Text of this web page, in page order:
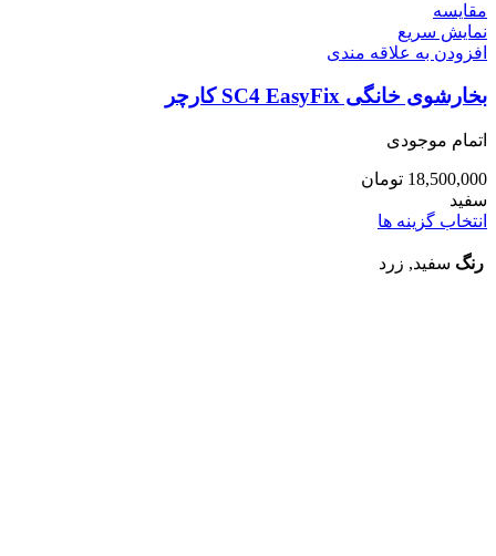
مقايسه
نمایش سریع
افزودن به علاقه مندی
بخارشوی خانگی SC4 EasyFix کارچر
اتمام موجودی
18,500,000 تومان
سفید
انتخاب گزینه ها
رنگ سفید, زرد